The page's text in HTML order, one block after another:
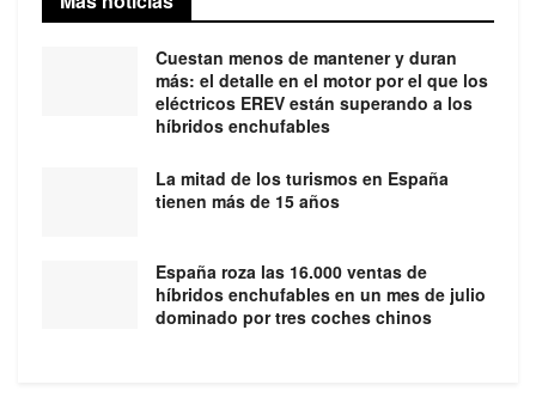
Cuestan menos de mantener y duran
más: el detalle en el motor por el que los
eléctricos EREV están superando a los
híbridos enchufables
La mitad de los turismos en España
tienen más de 15 años
España roza las 16.000 ventas de
híbridos enchufables en un mes de julio
dominado por tres coches chinos